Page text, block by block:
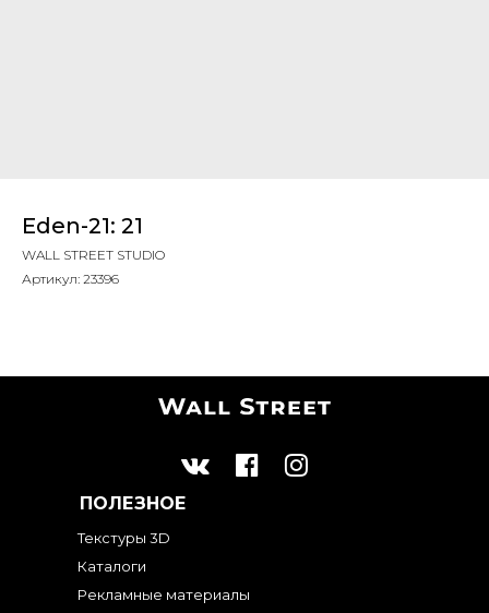
Eden-21: 21
WALL STREET STUDIO
Артикул: 23396
ПОЛЕЗНОЕ
Текстуры 3D
Каталоги
Рекламные материалы